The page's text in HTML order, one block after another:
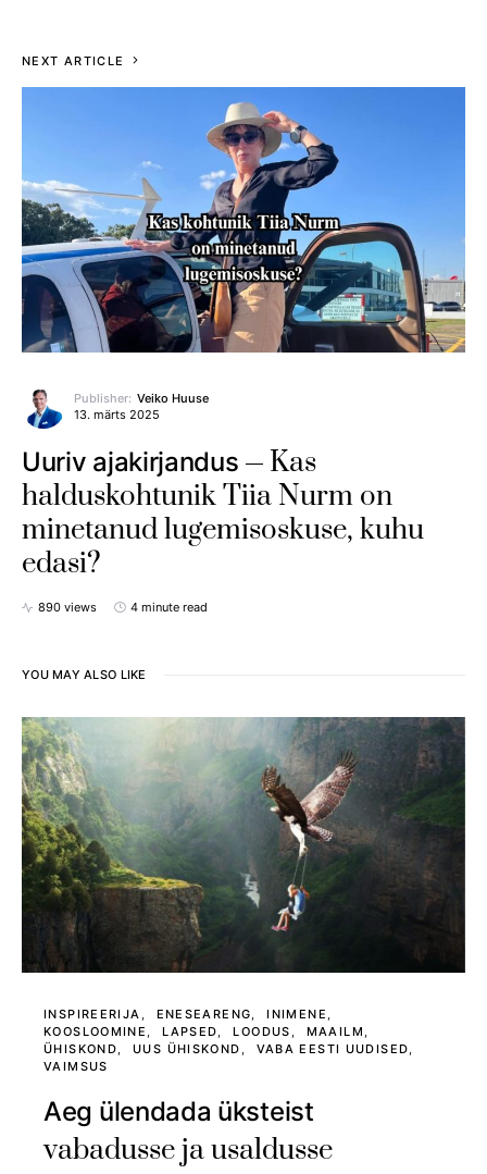
NEXT ARTICLE
Publisher: Veiko Huuse
13. märts 2025
Uuriv ajakirjandus
Kas
halduskohtunik Tiia Nurm on
minetanud lugemisoskuse, kuhu
edasi?
890 views 4 minute read
YOU MAY ALSO LIKE
INSPIREERIJA ENESEARENG
INIMENE
KOOSLOOMINE
LAPSED LOODUS
MAAILM
ÜHISKOND
UUS ÜHISKOND
VABA EESTI UUDISED
VAIMSUS
Aeg ülendada üksteist
vabadusse ja usaldusse